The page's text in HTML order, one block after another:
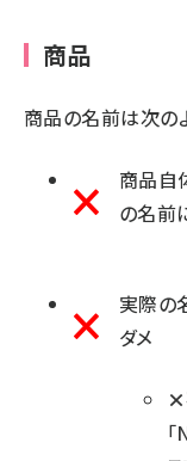
商品
商品の名前は次の
商品自
の名前
実際の
ダメ
×